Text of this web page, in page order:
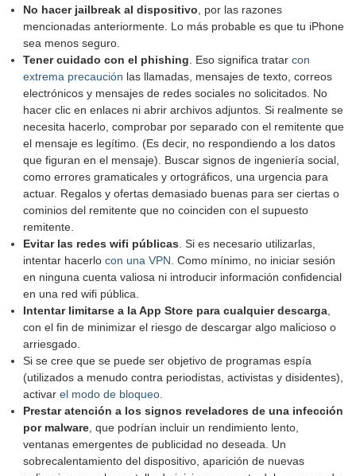
No hacer jailbreak al dispositivo , por las razones
mencionadas anteriormente. Lo más probable es que tu iPhone
sea menos seguro.
Tener cuidado con el phishing . Eso significa tratar con
extrema precaución las llamadas, mensajes de texto, correos
electrónicos y mensajes de redes sociales no solicitados. No
hacer clic en enlaces ni abrir archivos adjuntos. Si realmente se
necesita hacerlo, comprobar por separado con el remitente que
el mensaje es legítimo. (Es decir, no respondiendo a los datos
que figuran en el mensaje). Buscar signos de ingeniería social,
como errores gramaticales y ortográficos, una urgencia para
actuar. Regalos y ofertas demasiado buenas para ser ciertas o
cominios del remitente que no coinciden con el supuesto
remitente.
Evitar las redes wifi públicas . Si es necesario utilizarlas,
intentar hacerlo con una VPN . Como mínimo, no iniciar sesión
en ninguna cuenta valiosa ni introducir información confidencial
en una red wifi pública.
Intentar limitarse a la App Store para cualquier descarga
con el fin de minimizar el riesgo de descargar algo malicioso o
arriesgado.
Si se cree que se puede ser objetivo de programas espía
(utilizados a menudo contra periodistas, activistas y disidentes),
activar el modo de bloqueo
Prestar atención a los signos reveladores de una infección
por malware , que podrían incluir un rendimiento lento,
ventanas emergentes de publicidad no deseada. Un
sobrecalentamiento del dispositivo, aparición de nuevas